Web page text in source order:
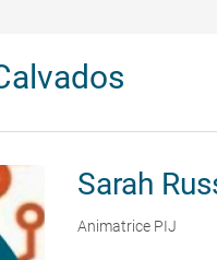
Sarah
Animatrice PIJ